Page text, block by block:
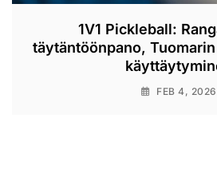
1V1 Pickleball:
täytäntöönpano,
FEB 4, 2026